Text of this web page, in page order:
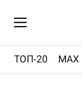
ТОП-20 MAX